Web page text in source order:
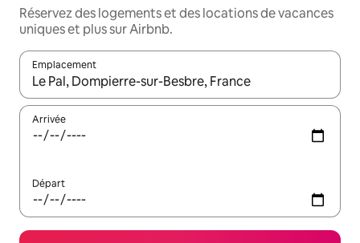
Réservez des logements et des locations de vacances
uniques et plus sur Airbnb.
Emplacement
Quand les résultats sont affichés, parcourez-les en utilisant
Arrivée
Départ